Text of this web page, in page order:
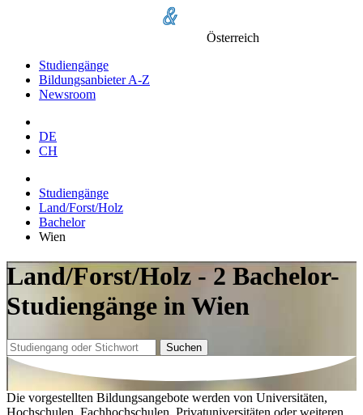
Österreich
Studiengänge
Bildungsanbieter A-Z
Newsroom
DE
CH
Studiengänge
Land/Forst/Holz
Bachelor
Wien
Land/Forst/Holz - 2 Bachelor-
Studiengänge in Wien
Suchen
Die vorgestellten Bildungsangebote werden von Universitäten,